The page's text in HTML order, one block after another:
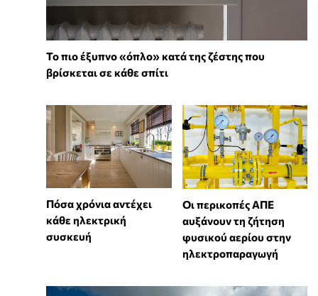
To πιο έξυπνο «όπλο» κατά της ζέστης που
βρίσκεται σε κάθε σπίτι
Πόσα χρόνια αντέχει
κάθε ηλεκτρική
συσκευή
Οι περικοπές ΑΠΕ
αυξάνουν τη ζήτηση
φυσικού αερίου στην
ηλεκτροπαραγωγή